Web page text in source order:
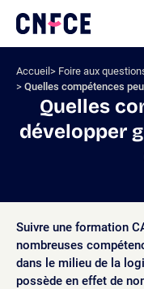
contenu
Logo
site
Accueil
Foire aux
Quelles compétences
Quelles
développer
Suivre une formation
nombreuses
dans le milieu de la
possède en effet de